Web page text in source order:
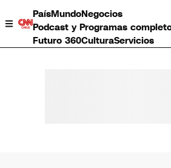
PaísMundoNegocios
Podcast y Programas
Futuro 360CulturaServicios